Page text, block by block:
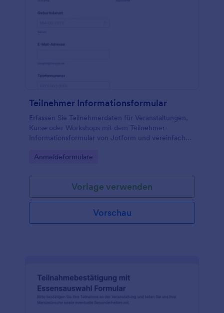
Teilnehmer Informationsformular
Erfassen Sie Teilnehmerdaten für Veranstaltungen,
Kurse oder Workshops mit dem Teilnehmer-
Informationsformular von Jotform und vereinfachen
Organisation und dokumentierter Einwilligung.
Go to Category:
Anmeldeformulare
Vorlage verwenden
Vorschau